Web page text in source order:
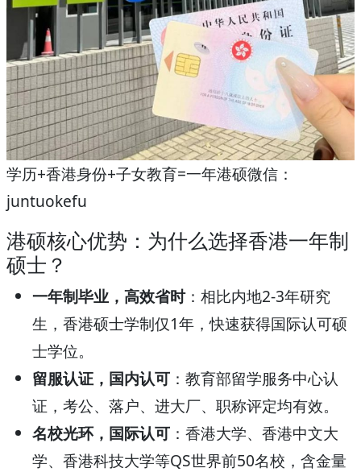
学历+香港身份+子女教育=一年港硕微信：
juntuokefu
港硕核心优势：为什么选择香港一年制
硕士？
一年制毕业，高效省时：相比内地2-3年研究
生，香港硕士学制仅1年，快速获得国际认可硕
士学位。
留服认证，国内认可 ：教育部留学服务中心认
证，考公、落户、进大厂、职称评定均有效。
名校光环，国际认可 ：香港大学、香港中文大
学、香港科技大学等QS世界前50名校，含金量